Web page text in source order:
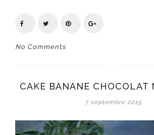
No Comments
CAKE BANANE CHOCOLAT
7 septembre 2015